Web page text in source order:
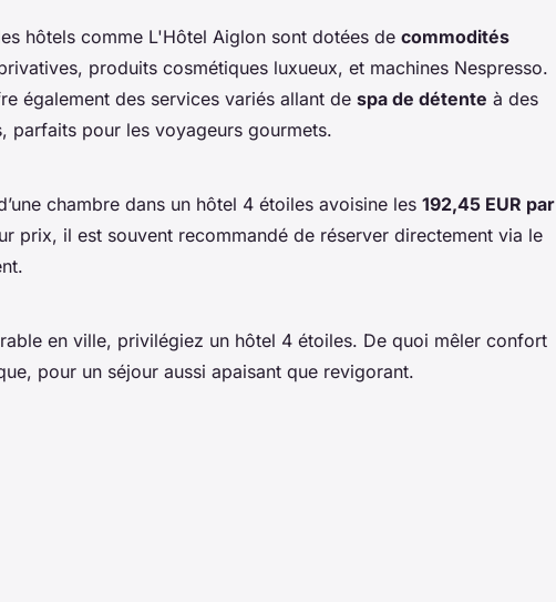
hôtels comme L'Hôtel Aiglon sont dotées de commodités
produits cosmétiques luxueux, et machines Nespresso.
également des services variés allant de spa de détente à des
parfaits pour les voyageurs gourmets.
chambre dans un hôtel 4 étoiles avoisine les 192,45 EUR par
prix, il est souvent recommandé de réserver directement via le
en ville, privilégiez un hôtel 4 étoiles. De quoi mêler confort
pour un séjour aussi apaisant que revigorant.